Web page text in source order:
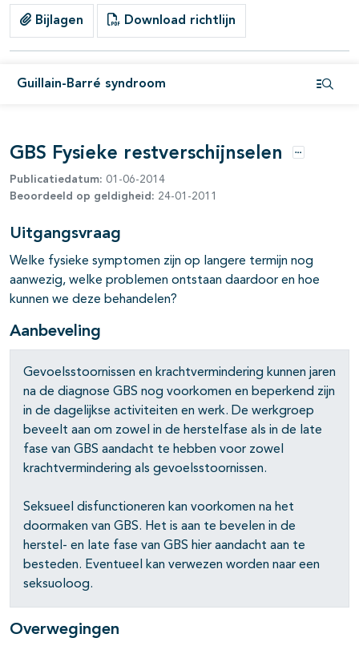
Bijlagen Download richtlijn
Guillain-Barré syndroom
open- en dichtklappen
open- en dichtklappen
GBS Fysieke restverschijnselen Opties
Publicatiedatum: 01-06-2014
Beoordeeld op geldigheid: 24-01-2011
Uitgangsvraag
Welke fysieke symptomen zijn op langere termijn nog
aanwezig, welke problemen ontstaan daardoor en hoe
kunnen we deze behandelen?
Aanbeveling
Gevoelsstoornissen en krachtvermindering kunnen jaren
na de diagnose GBS nog voorkomen en beperkend zijn
in de dagelijkse activiteiten en werk. De werkgroep
beveelt aan om zowel in de herstelfase als in de late
fase van GBS aandacht te hebben voor zowel
krachtvermindering als gevoelsstoornissen.
Seksueel disfunctioneren kan voorkomen na het
doormaken van GBS. Het is aan te bevelen in de
herstel- en late fase van GBS hier aandacht aan te
besteden. Eventueel kan verwezen worden naar een
seksuoloog.
Overwegingen